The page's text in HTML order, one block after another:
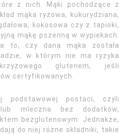
z nich. Mąki pochodzące z
mąka ryżowa, kukurydziana,
kokosowa czy z tapioki,
mąkę pszenną w wypiekach.
to, czy dana mąka została
w którym nie ma ryzyka
glutenem, jeśli
certyfikowanych.
podstawowej postaci, czyli
mleczna bez dodatków,
bezglutenowym. Jednakże,
do niej różne składniki, takie